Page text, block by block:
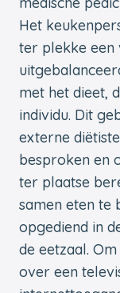
Het
ter plekke een
met het dieet,
individu. Dit
externe
besproken en
ter plaatse
samen eten te
opgediend in
de eetzaal.
over een